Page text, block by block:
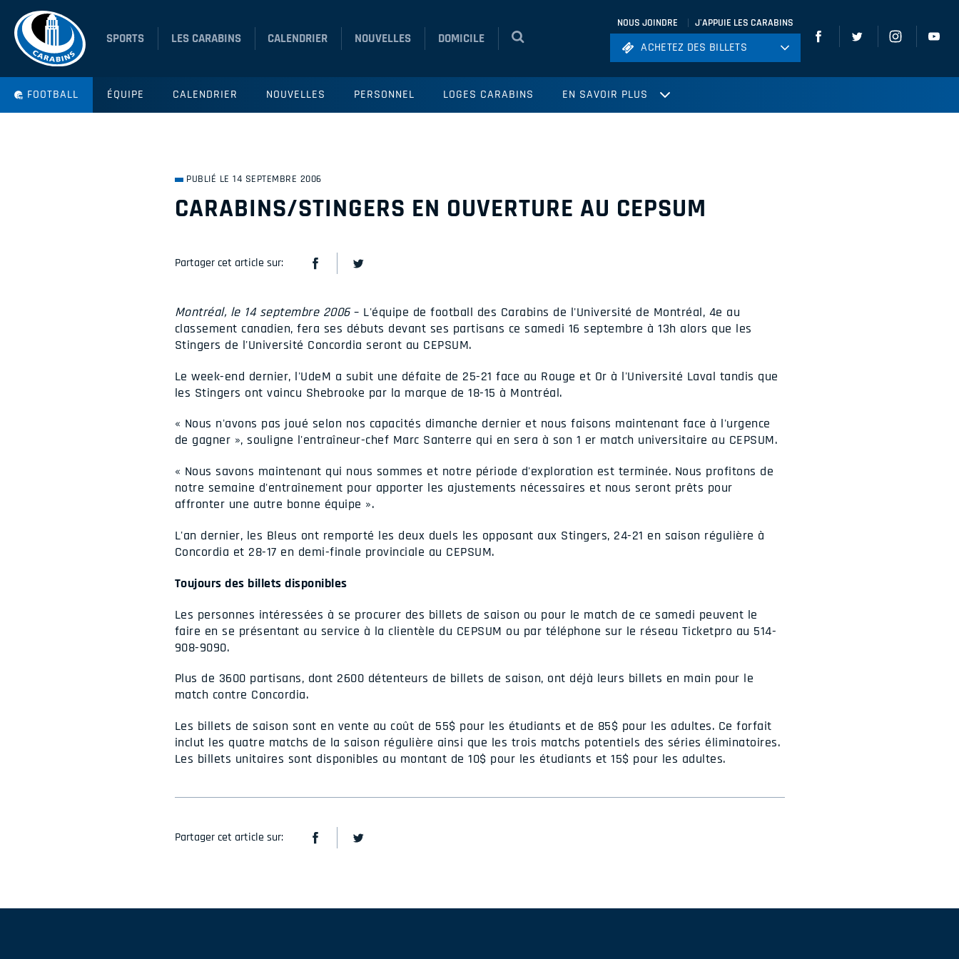
SPORTS LES CARABINS CALENDRIER NOUVELLES DOMICILE
NOUS JOINDRE J'APPUIE LES CARABINS
ACHETEZ DES BILLETS
Hockey
ACHETEZ DES BILLETS
FOOTBALL ÉQUIPE CALENDRIER NOUVELLES PERSONNEL LOGES CARABINS EN SAVOIR PLUS
PUBLIÉ LE 14 SEPTEMBRE 2006
CARABINS/STINGERS EN OUVERTURE AU CEPSUM
Partager cet article sur:
Montréal, le 14 septembre 2006– L'équipe de football des Carabins de l'Université de Montréal, 4e au
classement canadien, fera ses débuts devant ses partisans ce samedi 16 septembre à 13h alors que les
Stingers de l'Université Concordia seront au CEPSUM.
Le week-end dernier, l'UdeM a subit une défaite de 25-21 face au Rouge et Or à l'Université Laval tandis que
les Stingers ont vaincu Shebrooke par la marque de 18-15 à Montréal.
« Nous n'avons pas joué selon nos capacités dimanche dernier et nous faisons maintenant face à l'urgence
de gagner », souligne l'entraîneur-chef Marc Santerre qui en sera à son 1 er match universitaire au CEPSUM.
« Nous savons maintenant qui nous sommes et notre période d'exploration est terminée. Nous profitons de
notre semaine d'entraînement pour apporter les ajustements nécessaires et nous seront prêts pour
affronter une autre bonne équipe ».
L'an dernier, les Bleus ont remporté les deux duels les opposant aux Stingers, 24-21 en saison régulière à
Concordia et 28-17 en demi-finale provinciale au CEPSUM.
Toujours des billets disponibles
Les personnes intéressées à se procurer des billets de saison ou pour le match de ce samedi peuvent le
faire en se présentant au service à la clientèle du CEPSUM ou par téléphone sur le réseau Ticketpro au 514-
908-9090.
Plus de 3600 partisans, dont 2600 détenteurs de billets de saison, ont déjà leurs billets en main pour le
match contre Concordia.
Les billets de saison sont en vente au coût de 55$ pour les étudiants et de 85$ pour les adultes. Ce forfait
inclut les quatre matchs de la saison régulière ainsi que les trois matchs potentiels des séries éliminatoires.
Les billets unitaires sont disponibles au montant de 10$ pour les étudiants et 15$ pour les adultes.
Partager cet article sur: